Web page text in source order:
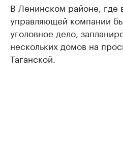
В Ленинском районе, где
управляющей компании
уголовное дело ,
нескольких домов на
Таганской.